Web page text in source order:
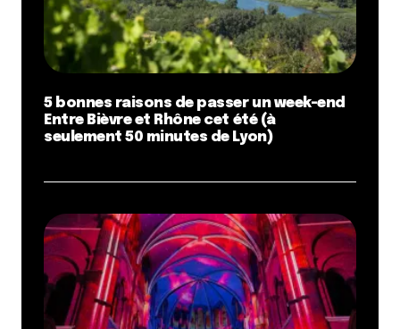
5 bonnes raisons de passer un week-end
Entre Bièvre et Rhône cet été (à
seulement 50 minutes de Lyon)